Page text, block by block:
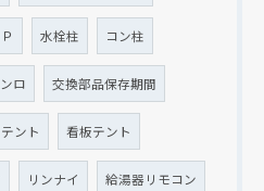
水栓柱 コン柱
ロ 交換部品保存期間
テント 看板テント
リンナイ 給湯器リモコン